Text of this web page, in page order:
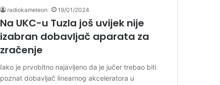
radiokameleon 19/01/2024
Na UKC-u Tuzla još uvijek nije
izabran dobavljač aparata za
zračenje
Iako je prvobitno najavljeno da je jučer trebao biti
poznat dobavljač linearnog akceleratora u